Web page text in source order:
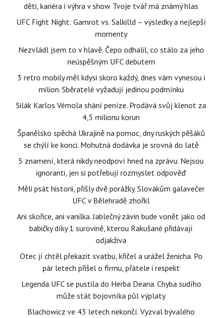
děti, kariéra i výhra v show Tvoje tvář má známý hlas
UFC Fight Night: Gamrot vs. Salkilld – výsledky a nejlepší
momenty
Nezvládl jsem to v hlavě. Čepo odhalil, co stálo za jeho
neúspěšným UFC debutem
3 retro mobily měl kdysi skoro každý, dnes vám vynesou i
milion. Sběratelé vyžadují jedinou podmínku
Silák Karlos Vémola shání peníze. Prodává svůj klenot za
4,5 milionu korun
Španělsko spěchá Ukrajině na pomoc, dny ruských pěšáků
se chýlí ke konci. Mohutná dodávka je srovná do latě
5 znamení, která nikdy neodpoví hned na zprávu. Nejsou
ignoranti, jen si potřebují rozmyslet odpověď
Měli psát historii, přišly dvě porážky. Slovákům galavečer
UFC v Bělehradě zhořkl
Ani skořice, ani vanilka. Jablečný závin bude vonět jako od
babičky díky 1 surovině, kterou Rakušané přidávají
odjakživa
Otec jí chtěl překazit svatbu, křičel a urážel ženicha. Po
pár letech přišel o firmu, přátele i respekt
Legenda UFC se pustila do Herba Deana. Chyba sudího
může stát bojovníka půl výplaty
Blachowicz ve 43 letech nekončí. Vyzval bývalého